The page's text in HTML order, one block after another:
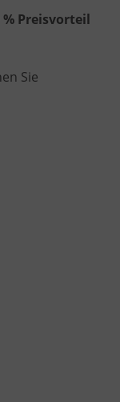
% Preisvorteil
Sie